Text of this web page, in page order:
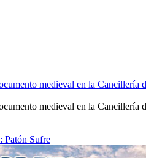
medieval en la Cancillería
medieval en la Cancillería
Patón Sufre